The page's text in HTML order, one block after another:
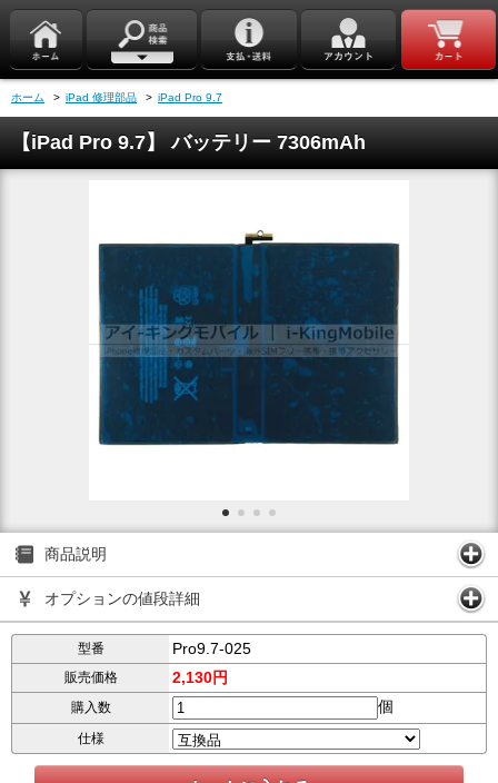
ホーム > iPad 修理部品 > iPad Pro 9.7
【iPad Pro 9.7】 バッテリー 7306mAh
商品説明
オプションの値段詳細
型番 Pro9.7-025
販売価格 2,130円
購入数 個
仕様